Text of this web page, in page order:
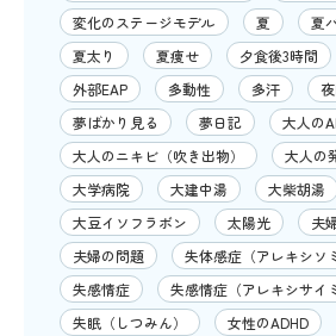
変化のステージモデル
夏 夏
夏太り
夏痩せ 夕食後3時間
外部EAP
多動性 多汗
夢ばかり見る
夢日記
大人の
大人のニキビ（吹き出物）
大人の
大学病院
大建中湯 大柴胡湯
大豆イソフラボン
太陽光
夫
夫婦の問題
失体感症（アレキシソ
失感情症
失感情症（アレキシサイ
失眠（しつみん）
女性のADHD